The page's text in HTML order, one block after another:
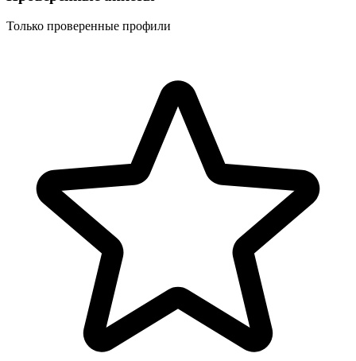
Только проверенные профили